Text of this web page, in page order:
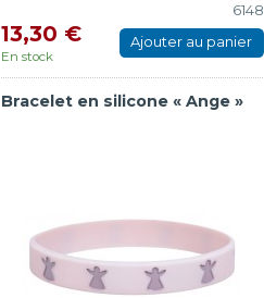
6148
13,30 €
En stock
Ajouter au panier
Bracelet en silicone « Ange »